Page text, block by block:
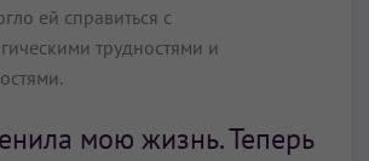
ей справиться с
трудностями и
мою жизнь. Теперь